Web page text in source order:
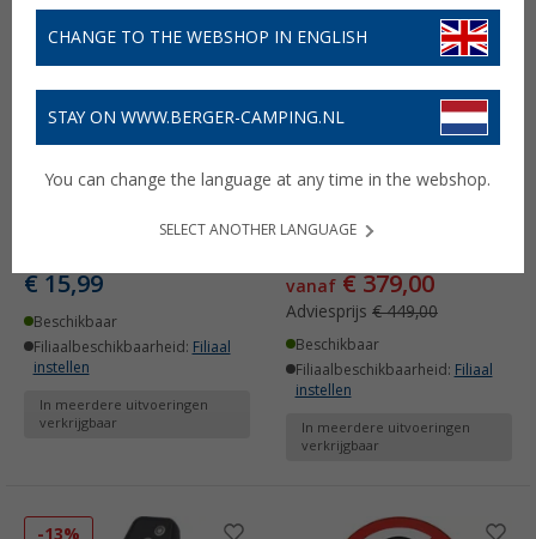
manoeuvreerhulp
€ 15,99
Beschikbaar
Filiaalbeschikbaarheid: Filiaal
instellen
In meerdere uitvoeringen
verkrijgbaar
-15%
de Berger Titanium
vanaf € 379,00
Adviesprijs € 449,00
Beschikbaar
Filiaalbeschikbaarheid: Filiaal
instellen
In meerdere uitvoeringen
verkrijgbaar
-13%
CHANGE TO THE WEBSHOP IN ENGLISH
STAY ON WWW.BERGER-CAMPING.NL
You can change the language at any time in the webshop.
SELECT ANOTHER LANGUAGE